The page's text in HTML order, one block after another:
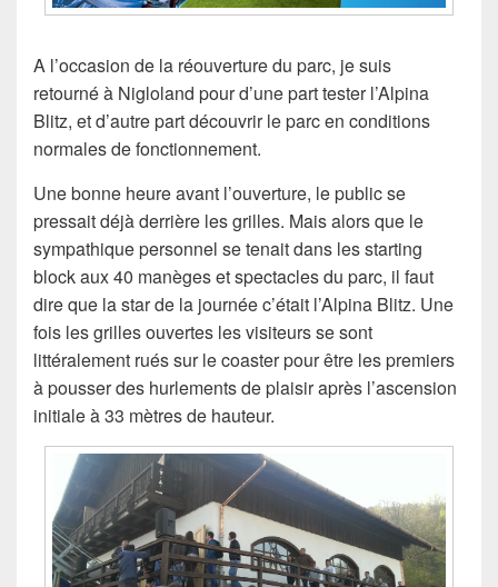
A l’occasion de la réouverture du parc, je suis
retourné à Nigloland pour d’une part tester l’Alpina
Blitz, et d’autre part découvrir le parc en conditions
normales de fonctionnement.
Une bonne heure avant l’ouverture, le public se
pressait déjà derrière les grilles. Mais alors que le
sympathique personnel se tenait dans les starting
block aux 40 manèges et spectacles du parc, il faut
dire que la star de la journée c’était l’Alpina Blitz. Une
fois les grilles ouvertes les visiteurs se sont
littéralement rués sur le coaster pour être les premiers
à pousser des hurlements de plaisir après l’ascension
initiale à 33 mètres de hauteur.